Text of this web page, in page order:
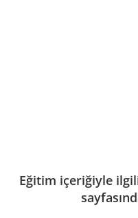
Eğitim içeriğiyle